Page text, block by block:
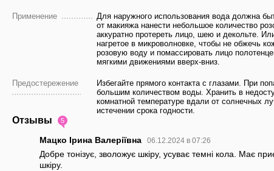
Применение
Для наружного использования вода должна
от макияжа нанести небольшое количество
аккуратно протереть лицо, шею и декольте.
нагретое в микроволновке, чтобы не обжечь
розовую воду и помассировать лицо
мягкими движениями вверх-вниз.
Предостережение
Избегайте прямого контакта с глазами. При
большим количеством воды. Хранить в
комнатной температуре вдали от солнечных
истечении срока годности.
Отзывы 5
Мацко Ірина Валеріївна 06.12.2024 в 07:26
Добре тонізує, зволожує шкіру, усуває темні кола. Має
шкіру.